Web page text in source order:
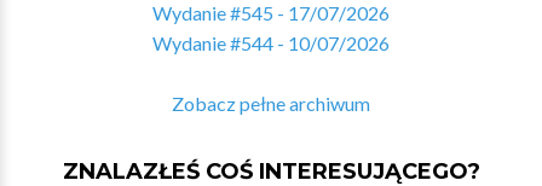
Wydanie #545 - 17/07/2026
Wydanie #544 - 10/07/2026
Zobacz pełne archiwum
ZNALAZŁEŚ COŚ INTERESUJĄCEGO?